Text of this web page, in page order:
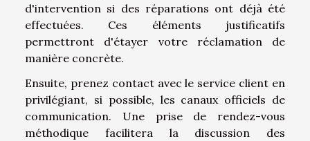
d'intervention si des réparations ont déjà été
effectuées. Ces éléments justificatifs
permettront d'étayer votre réclamation de
manière concrète.
Ensuite, prenez contact avec le service client en
privilégiant, si possible, les canaux officiels de
communication. Une prise de rendez-vous
méthodique facilitera la discussion des